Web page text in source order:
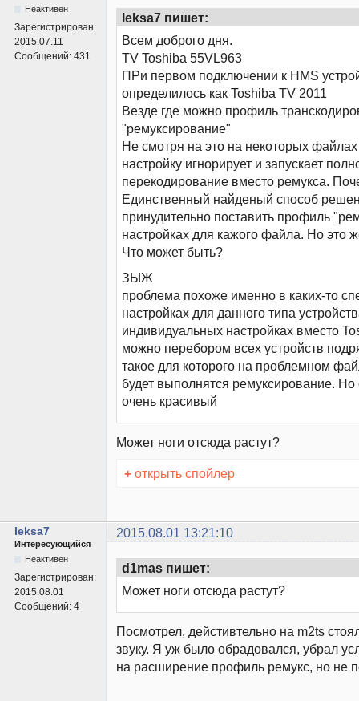
Неактивен
Зарегистрирован:
2015.07.11
Сообщений: 431
leksa7 пишет:
Всем доброго дня.
TV Toshiba 55VL963
ПРи первом подключении к HMS
определилось как Toshiba TV 2011
Везде где можно профиль
"ремуксирование"
Не смотря на это на некоторых файлах
настройку игнорирует и запускает
перекодирование вместо ремукса.
Единственный найденый способ
принудительно поставить профиль
настройках для кажого файла. Но это
Что может быть?
ЗЫЖ
проблема похоже именно в каких-то
настройках для данного типа
индивидуальных настройках вместо
можно перебором всех устройств
такое для которого на проблемном
будет выполнятся ремуксирование.
очень красивый
Может ноги отсюда растут?
+ открыть спойлер
leksa7 2015.08.01 13:21:10
Интересующийся
Неактивен
Зарегистрирован:
2015.08.01
Сообщений: 4
d1mas пишет:
Может ноги отсюда растут?
Посмотрел, дейстивтельно на m2ts
звуку. Я уж было обрадовался, убрал
на расширение профиль ремукс, но не